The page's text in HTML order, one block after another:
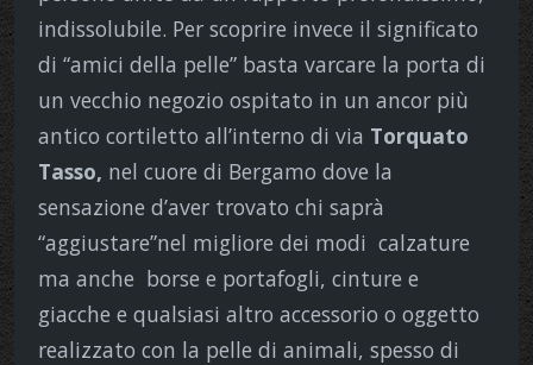
indissolubile. Per scoprire invece il significato
di “amici della pelle” basta varcare la porta di
un vecchio negozio ospitato in un ancor più
antico cortiletto all’interno di via Torquato
Tasso, nel cuore di Bergamo dove la
sensazione d’aver trovato chi saprà
“aggiustare”nel migliore dei modi calzature
ma anche borse e portafogli, cinture e
giacche e qualsiasi altro accessorio o oggetto
realizzato con la pelle di animali, spesso di